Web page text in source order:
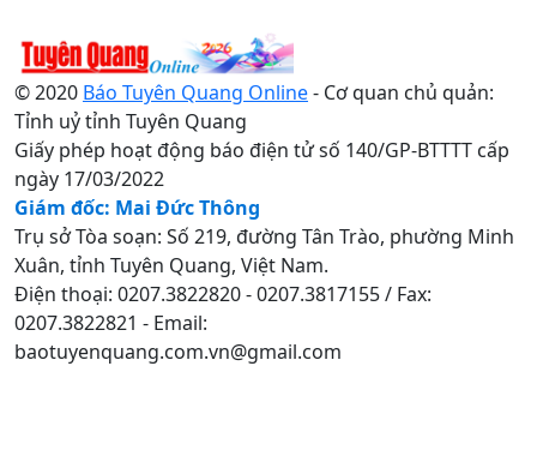
© 2020 Báo Tuyên Quang Online- Cơ quan chủ quản:
Tỉnh uỷ tỉnh Tuyên Quang
Giấy phép hoạt động báo điện tử số 140/GP-BTTTT cấp
ngày 17/03/2022
Giám đốc: Mai Đức Thông
Trụ sở Tòa soạn: Số 219, đường Tân Trào, phường Minh
Xuân, tỉnh Tuyên Quang, Việt Nam.
Điện thoại: 0207.3822820 - 0207.3817155 / Fax:
0207.3822821 - Email:
baotuyenquang.com.vn@gmail.com